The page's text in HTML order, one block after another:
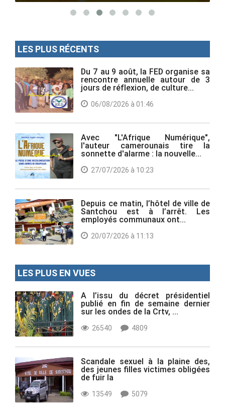
LES PLUS RÉCENTS
Du 7 au 9 août, la FED organise sa
rencontre annuelle autour de 3
jours de réflexion, de culture...
06/08/2026 à 01:46
Avec "L'Afrique Numérique",
l'auteur camerounais tire la
sonnette d'alarme : la nouvelle...
27/07/2026 à 10:23
Depuis ce matin, l’hôtel de ville de
Santchou est à l’arrêt. Les
employés communaux ont...
20/07/2026 à 11:13
LES PLUS EN VUES
A l’issu du décret présidentiel
publié en fin de semaine dernier
sur les ondes de la Crtv, ...
26540 4809
Scandale sexuel à la plaine des,
des jeunes filles victimes obligées
de fuir la
13549 5079